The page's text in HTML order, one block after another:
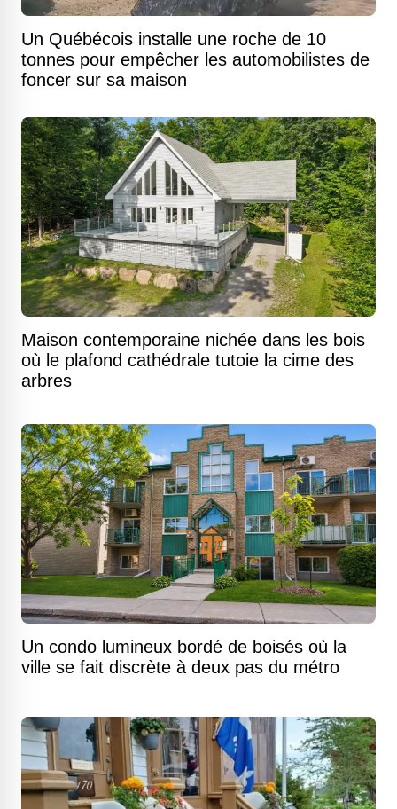
Un Québécois installe une roche de 10
tonnes pour empêcher les automobilistes de
foncer sur sa maison
Maison contemporaine nichée dans les bois
où le plafond cathédrale tutoie la cime des
arbres
Un condo lumineux bordé de boisés où la
ville se fait discrète à deux pas du métro